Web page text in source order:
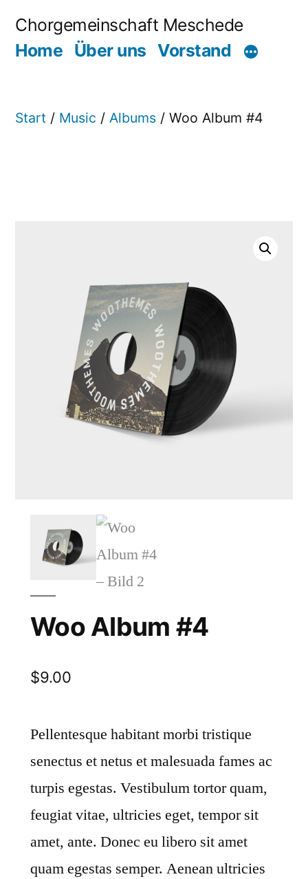
Inhalt
Chorgemeinschaft Meschede
Home Über uns Vorstand
Start / Music / Albums / Woo Album #4
Woo Album #4
$9.00
Pellentesque habitant morbi tristique
senectus et netus et malesuada fames ac
turpis egestas. Vestibulum tortor quam,
feugiat vitae, ultricies eget, tempor sit
amet, ante. Donec eu libero sit amet
quam egestas semper. Aenean ultricies